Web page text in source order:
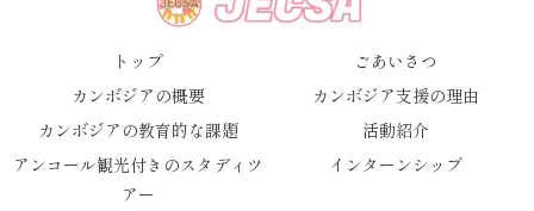
トップ
ごあいさつ
カンボジアの概要
カンボジア支援の理由
カンボジアの教育的な課題
活動紹介
アンコール観光付きのスタディツ
アー
インターンシップ